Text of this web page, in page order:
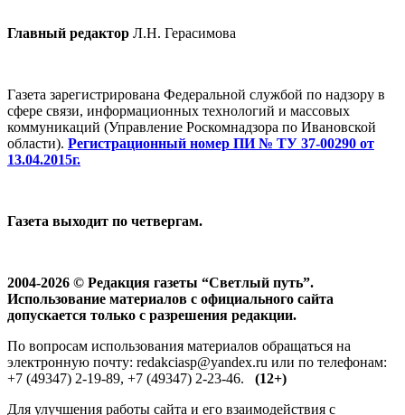
Главный редактор Л.Н. Герасимова
Газета зарегистрирована Федеральной службой по надзору в
сфере связи, информационных технологий и массовых
коммуникаций (Управление Роскомнадзора по Ивановской
области). Регистрационный номер ПИ № ТУ 37-00290 от
13.04.2015г.
Газета выходит по четвергам.
2004-2026 © Редакция газеты “Светлый путь”.
Использование материалов с официального сайта
допускается только с разрешения редакции.
По вопросам использования материалов обращаться на
электронную почту: redakciasp@yandex.ru или по телефонам:
+7 (49347) 2-19-89, +7 (49347) 2-23-46. (12+)
Для улучшения работы сайта и его взаимодействия с